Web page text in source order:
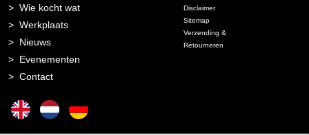
Wie kocht wat
Werkplaats
Nieuws
Evenementen
Contact
Disclaimer
Sitemap
Verzending &
Retourneren